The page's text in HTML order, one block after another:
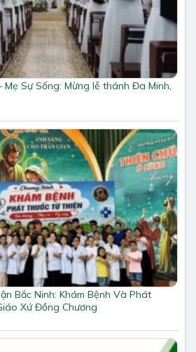
Mẹ Sự Sống: Mừng lễ thánh Đa Minh,
Bắc Ninh: Khám Bệnh Và Phát
Xứ Đồng Chương